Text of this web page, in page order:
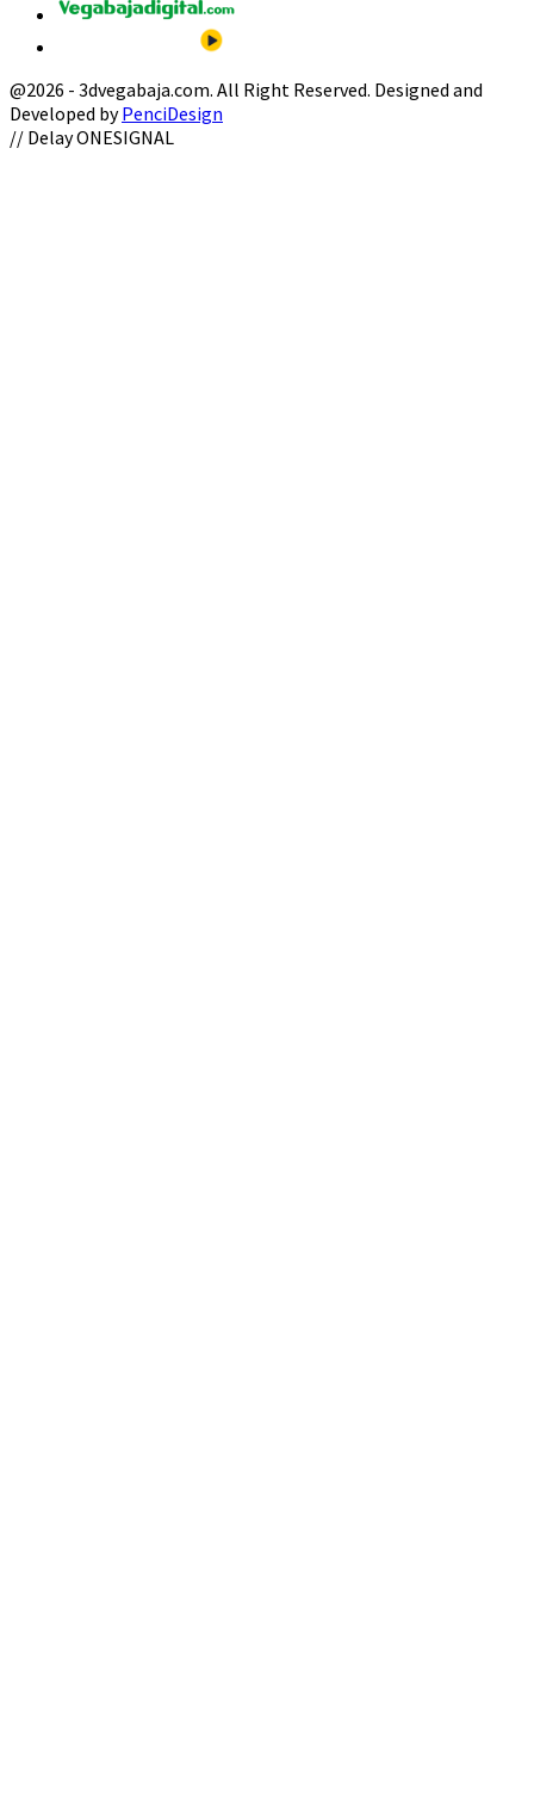
@2026 - 3dvegabaja.com. All Right Reserved. Designed and
Developed byPenciDesign
Facebook
Twitter
Instagram
Youtube
Email
// Delay ONESIGNAL